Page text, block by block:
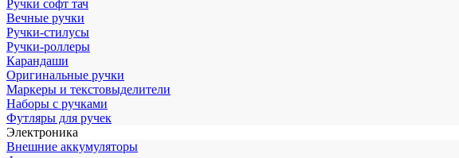
Ручки софт тач
Вечные ручки
Ручки-стилусы
Ручки-роллеры
Карандаши
Оригинальные ручки
Маркеры и текстовыделители
Наборы с ручками
Футляры для ручек
Электроника
Внешние аккумуляторы